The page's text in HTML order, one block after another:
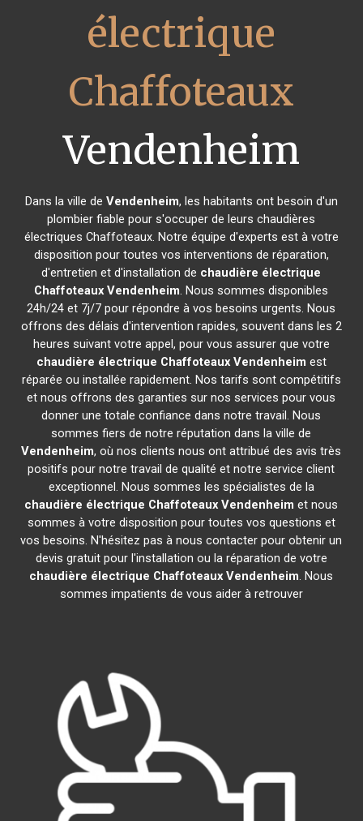
électrique
Chaffoteaux
Vendenheim
Dans la ville de Vendenheim, les habitants ont besoin d'un
plombier fiable pour s'occuper de leurs chaudières
électriques Chaffoteaux. Notre équipe d'experts est à votre
disposition pour toutes vos interventions de réparation,
d'entretien et d'installation de chaudière électrique
Chaffoteaux Vendenheim. Nous sommes disponibles
24h/24 et 7j/7 pour répondre à vos besoins urgents. Nous
offrons des délais d'intervention rapides, souvent dans les 2
heures suivant votre appel, pour vous assurer que votre
chaudière électrique Chaffoteaux Vendenheim est
réparée ou installée rapidement. Nos tarifs sont compétitifs
et nous offrons des garanties sur nos services pour vous
donner une totale confiance dans notre travail. Nous
sommes fiers de notre réputation dans la ville de
Vendenheim, où nos clients nous ont attribué des avis très
positifs pour notre travail de qualité et notre service client
exceptionnel. Nous sommes les spécialistes de la
chaudière électrique Chaffoteaux Vendenheim et nous
sommes à votre disposition pour toutes vos questions et
vos besoins. N'hésitez pas à nous contacter pour obtenir un
devis gratuit pour l'installation ou la réparation de votre
chaudière électrique Chaffoteaux Vendenheim. Nous
sommes impatients de vous aider à retrouver